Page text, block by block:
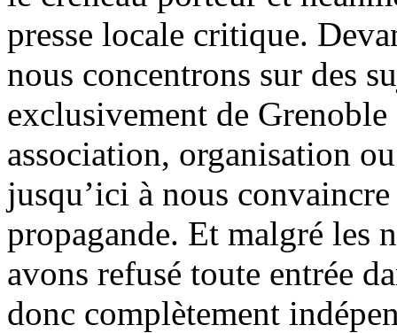
presse locale critique.
nous concentrons sur des
exclusivement de
association, organisation
jusqu’ici à nous
propagande. Et malgré les
avons refusé toute entrée
donc complètement